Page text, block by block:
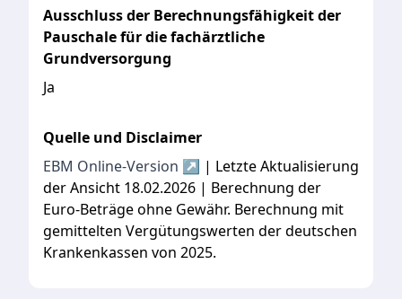
Ausschluss der Berechnungsfähigkeit der
Pauschale für die fachärztliche
Grundversorgung
Ja
Quelle und Disclaimer
EBM Online-Version ↗ | Letzte Aktualisierung
der Ansicht 18.02.2026 | Berechnung der
Euro-Beträge ohne Gewähr. Berechnung mit
gemittelten Vergütungswerten der deutschen
Krankenkassen von 2025.